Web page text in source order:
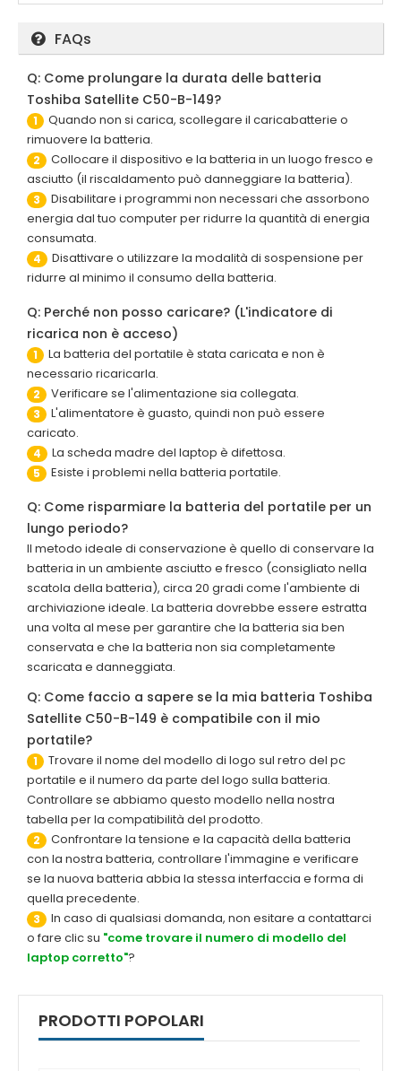
FAQs
Q: Come prolungare la durata delle batteria
Toshiba Satellite C50-B-149?
1
Quando non si carica, scollegare il caricabatterie o
rimuovere la batteria.
2
Collocare il dispositivo e la batteria in un luogo fresco e
asciutto (il riscaldamento può danneggiare la batteria).
3
Disabilitare i programmi non necessari che assorbono
energia dal tuo computer per ridurre la quantità di energia
consumata.
4
Disattivare o utilizzare la modalità di sospensione per
ridurre al minimo il consumo della batteria.
Q: Perché non posso caricare? (L'indicatore di
ricarica non è acceso)
1
La batteria del portatile è stata caricata e non è
necessario ricaricarla.
2 Verificare se l'alimentazione sia collegata.
3
L'alimentatore è guasto, quindi non può essere
caricato.
4 La scheda madre del laptop è difettosa.
5 Esiste i problemi nella batteria portatile.
Q: Come risparmiare la batteria del portatile per un
lungo periodo?
Il metodo ideale di conservazione è quello di conservare la
batteria in un ambiente asciutto e fresco (consigliato nella
scatola della batteria), circa 20 gradi come l'ambiente di
archiviazione ideale. La batteria dovrebbe essere estratta
una volta al mese per garantire che la batteria sia ben
conservata e che la batteria non sia completamente
scaricata e danneggiata.
Q: Come faccio a sapere se la mia batteria Toshiba
Satellite C50-B-149 è compatibile con il mio
portatile?
1
Trovare il nome del modello di logo sul retro del pc
portatile e il numero da parte del logo sulla batteria.
Controllare se abbiamo questo modello nella nostra
tabella per la compatibilità del prodotto.
2
Confrontare la tensione e la capacità della batteria
con la nostra batteria, controllare l'immagine e verificare
se la nuova batteria abbia la stessa interfaccia e forma di
quella precedente.
3
In caso di qualsiasi domanda, non esitare a contattarci
o fare clic su "come trovare il numero di modello del
laptop corretto"?
PRODOTTI POPOLARI